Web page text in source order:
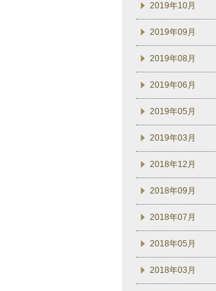
2019年10月
2019年09月
2019年08月
2019年06月
2019年05月
2019年03月
2018年12月
2018年09月
2018年07月
2018年05月
2018年03月